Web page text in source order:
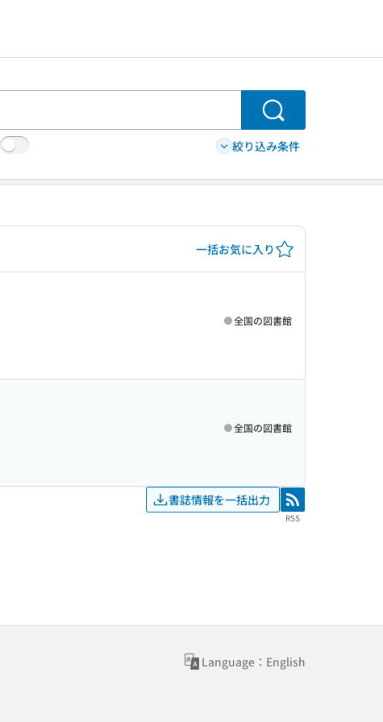
検索
絞り込み条件
一括お気に入り
全国の図書館
全国の図書館
書誌情報を一括出力 RSS
RSS
Language：English